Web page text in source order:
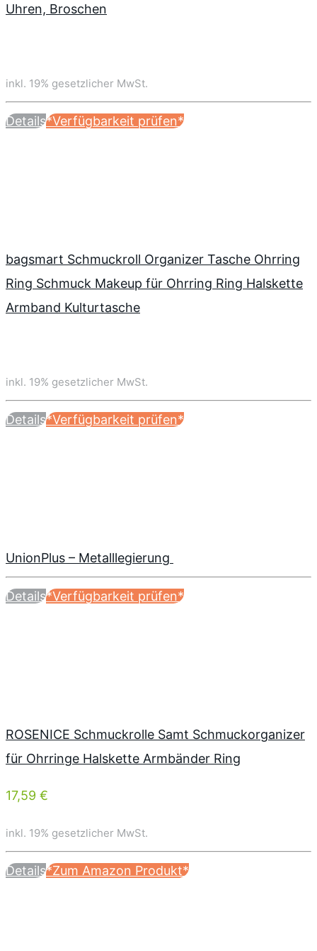
Uhren, Broschen
inkl. 19% gesetzlicher MwSt.
Details*Verfügbarkeit prüfen*
bagsmart Schmuckroll Organizer Tasche Ohrring
Ring Schmuck Makeup für Ohrring Ring Halskette
Armband Kulturtasche
inkl. 19% gesetzlicher MwSt.
Details*Verfügbarkeit prüfen*
UnionPlus – Metalllegierung
Details*Verfügbarkeit prüfen*
ROSENICE Schmuckrolle Samt Schmuckorganizer
für Ohrringe Halskette Armbänder Ring
17,59 €
inkl. 19% gesetzlicher MwSt.
Details*Zum Amazon Produkt*